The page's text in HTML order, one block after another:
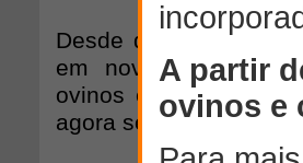
Desde que o
em novembro
ovinos em todo o
agora se espalhou